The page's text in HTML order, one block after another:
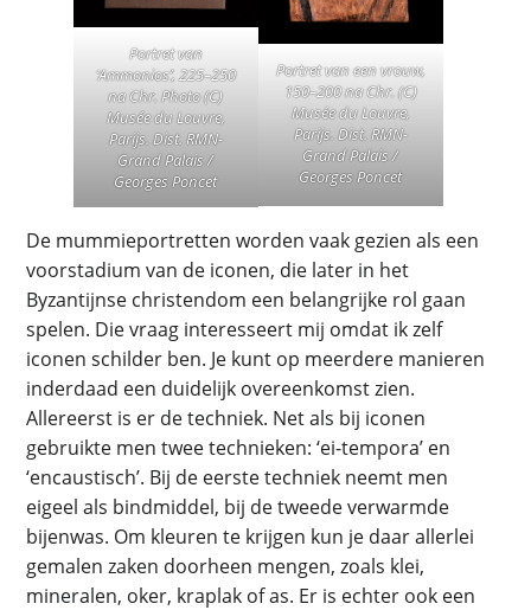
Portret van
‘Ammonios’, 225–250
na Chr. Photo (C)
Musée du Louvre,
Parijs. Dist. RMN-
Grand Palais /
Georges Poncet
Portret van een vrouw,
150–200 na Chr. (C)
Musée du Louvre,
Parijs. Dist. RMN-
Grand Palais /
Georges Poncet
De mummieportretten worden vaak gezien als een
voorstadium van de iconen, die later in het
Byzantijnse christendom een belangrijke rol gaan
spelen. Die vraag interesseert mij omdat ik zelf
iconen schilder ben. Je kunt op meerdere manieren
inderdaad een duidelijk overeenkomst zien.
Allereerst is er de techniek. Net als bij iconen
gebruikte men twee technieken: ‘ei-tempora’ en
‘encaustisch’. Bij de eerste techniek neemt men
eigeel als bindmiddel, bij de tweede verwarmde
bijenwas. Om kleuren te krijgen kun je daar allerlei
gemalen zaken doorheen mengen, zoals klei,
mineralen, oker, kraplak of as. Er is echter ook een